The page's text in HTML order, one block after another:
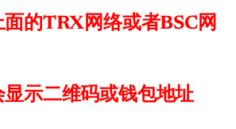
面的TRX网络或者BSC网
显示二维码或钱包地址